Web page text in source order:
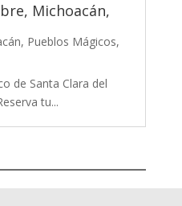
Michoacán,
, Pueblos Mágicos,
de Santa Clara del
tu...